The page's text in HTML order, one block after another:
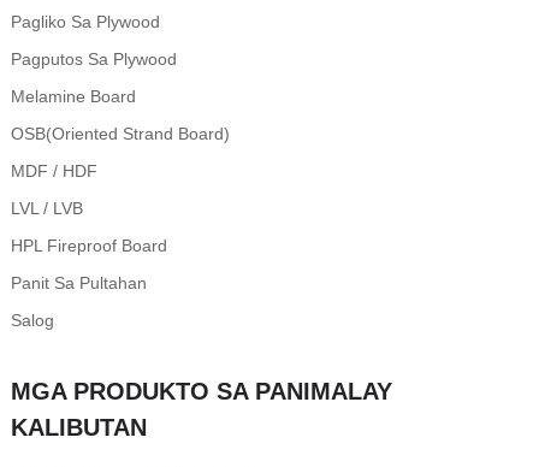
Pagliko Sa Plywood
Pagputos Sa Plywood
Melamine Board
OSB(Oriented Strand Board)
MDF / HDF
LVL / LVB
HPL Fireproof Board
Panit Sa Pultahan
Salog
MGA PRODUKTO SA PANIMALAY
KALIBUTAN